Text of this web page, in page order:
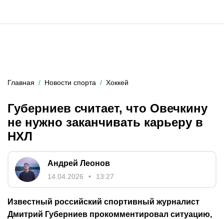
Главная Новости спорта Хоккей
Губерниев считает, что Овечкину
не нужно заканчивать карьеру в
НХЛ
Андрей Леонов
14.04.2026 13:27
Известный российский спортивный журналист
Дмитрий Губерниев прокомментировал ситуацию,